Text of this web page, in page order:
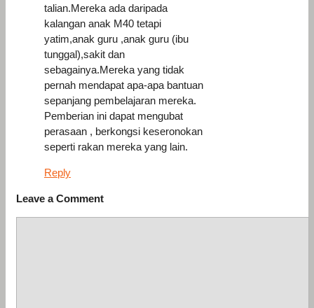
talian.Mereka ada daripada
kalangan anak M40 tetapi
yatim,anak guru ,anak guru (ibu
tunggal),sakit dan
sebagainya.Mereka yang tidak
pernah mendapat apa-apa bantuan
sepanjang pembelajaran mereka.
Pemberian ini dapat mengubat
perasaan , berkongsi keseronokan
seperti rakan mereka yang lain.
Reply
Leave a Comment